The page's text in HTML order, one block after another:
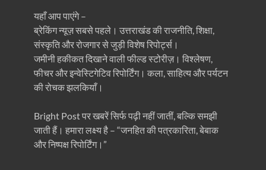
यहाँ आप पाएंगे –
ब्रेकिंग न्यूज़ सबसे पहले। उत्तराखंड की राजनीति, शिक्षा,
संस्कृति और रोजगार से जुड़ी विशेष रिपोर्ट्स।
जमीनी हकीकत दिखाने वाली फील्ड स्टोरीज़। विश्लेषण,
फीचर और इन्वेस्टिगेटिव रिपोर्टिंग। कला, साहित्य और पर्यटन
की रोचक झलकियाँ।
Bright Post पर खबरें सिर्फ पढ़ी नहीं जातीं, बल्कि समझी
जाती हैं। हमारा लक्ष्य है – “जनहित की पत्रकारिता, बेबाक
और निष्पक्ष रिपोर्टिंग।”